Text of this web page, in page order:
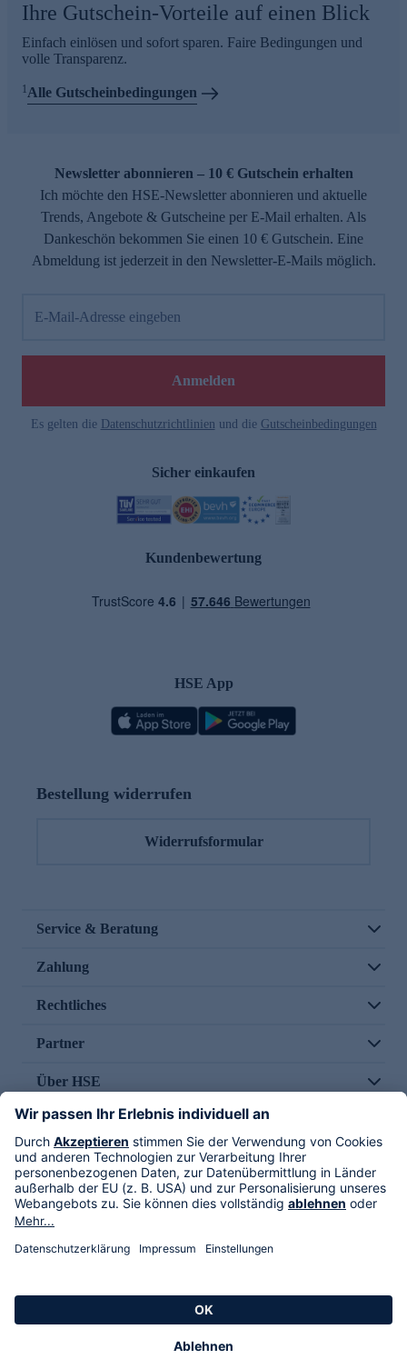
Ihre Gutschein-Vorteile auf einen Blick
Einfach einlösen und sofort sparen. Faire Bedingungen und
volle Transparenz.
1Alle Gutscheinbedingungen
Newsletter abonnieren – 10 € Gutschein erhalten
Ich möchte den HSE-Newsletter abonnieren und aktuelle
Trends, Angebote & Gutscheine per E-Mail erhalten. Als
Dankeschön bekommen Sie einen 10 € Gutschein. Eine
Abmeldung ist jederzeit in den Newsletter-E-Mails möglich.
E-Mail-Adresse eingeben
Anmelden
Es gelten die Datenschutzrichtlinien und die Gutscheinbedingungen
Sicher einkaufen
Kundenbewertung
HSE App
Bestellung widerrufen
Widerrufsformular
Service & Beratung
Zahlung
Rechtliches
Partner
Über HSE
Im TV
HSE International